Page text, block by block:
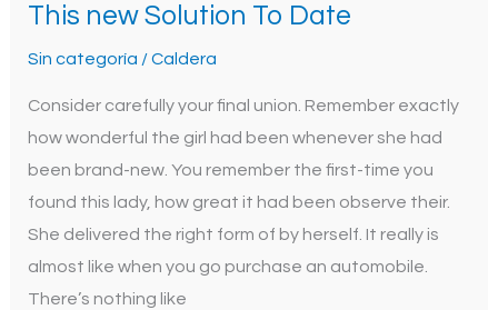
This new Solution To Date
Sin categoría /Caldera
Consider carefully your final union. Remember exactly
how wonderful the girl had been whenever she had
been brand-new. You remember the first-time you
found this lady, how great it had been observe their.
She delivered the right form of by herself. It really is
almost like when you go purchase an automobile.
There’s nothing like
This
To
Date